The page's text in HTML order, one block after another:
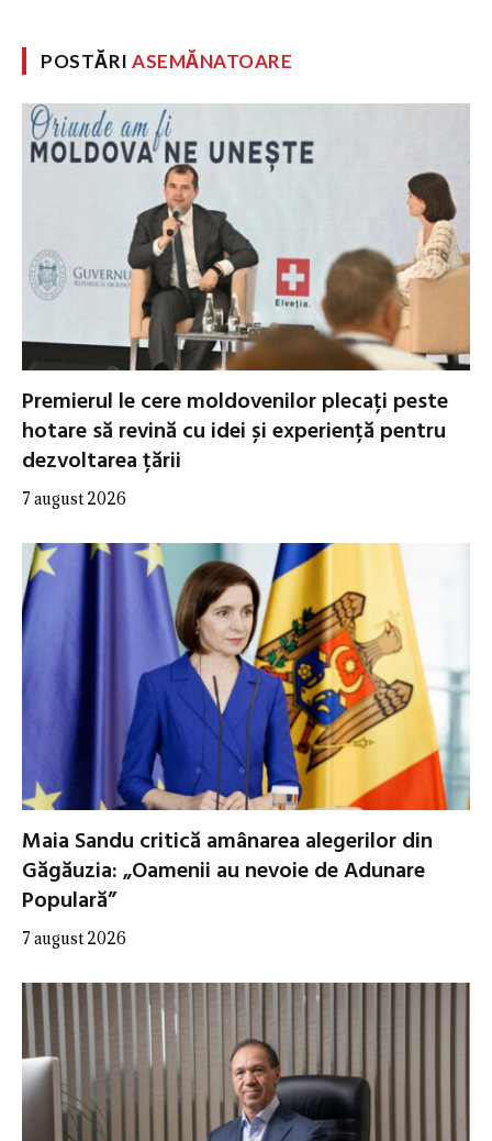
POSTĂRIASEMĂNATOARE
Premierul le cere moldovenilor plecați peste
hotare să revină cu idei și experiență pentru
dezvoltarea țării
7 august 2026
Maia Sandu critică amânarea alegerilor din
Găgăuzia: „Oamenii au nevoie de Adunare
Populară”
7 august 2026